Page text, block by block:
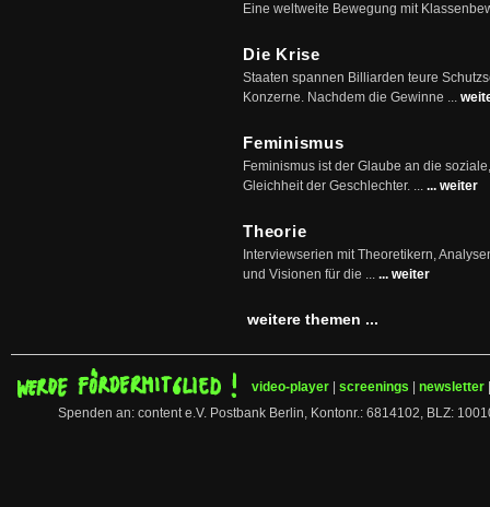
Eine weltweite Bewegung mit
Die Krise
Staaten spannen Billiarden teure
Konzerne. Nachdem die Gewinne ...
Feminismus
Feminismus ist der Glaube an die
Gleichheit der Geschlechter. ... ... weiter
Theorie
Interviewserien mit Theoretikern,
und Visionen für die ... ... weiter
weitere themen ...
video-player screenings newsletter
Spenden an: content e.V. Postbank Berlin, Kontonr.: 6814102, BLZ: